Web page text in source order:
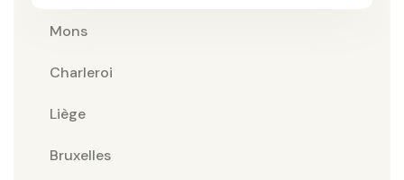
Mons
Charleroi
Liège
Bruxelles